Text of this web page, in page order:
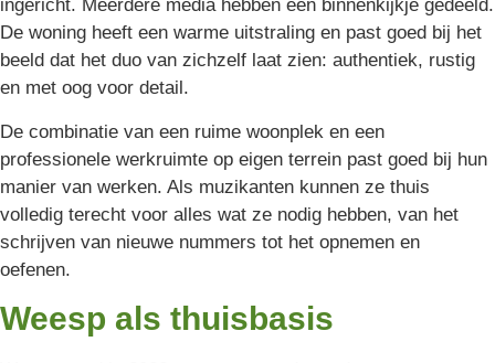
ingericht. Meerdere media hebben een binnenkijkje gedeeld.
De woning heeft een warme uitstraling en past goed bij het
beeld dat het duo van zichzelf laat zien: authentiek, rustig
en met oog voor detail.
De combinatie van een ruime woonplek en een
professionele werkruimte op eigen terrein past goed bij hun
manier van werken. Als muzikanten kunnen ze thuis
volledig terecht voor alles wat ze nodig hebben, van het
schrijven van nieuwe nummers tot het opnemen en
oefenen.
Weesp als thuisbasis